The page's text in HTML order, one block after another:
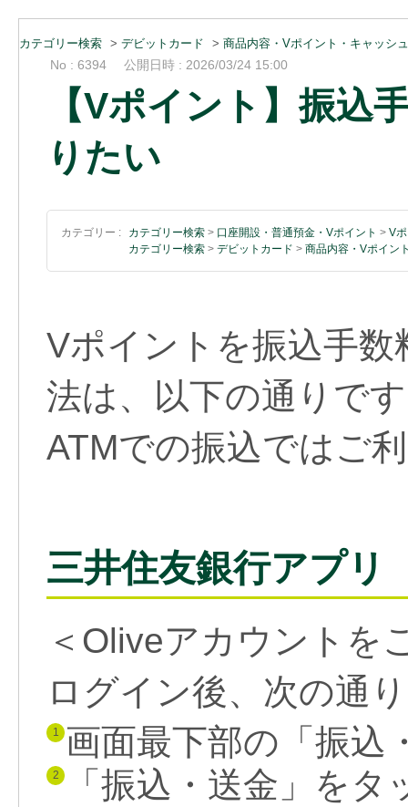
カテゴリー検索 > デビットカード > 商品内容・Vポイント・キャッシ
No : 6394 公開日時 : 2026/03/24 15:00
【Vポイント】振込
りたい
カテゴリー : カテゴリー検索 > 口座開設・普通預金・Vポイント > V
カテゴリー検索 > デビットカード > 商品内容・Vポイン
Vポイントを振込手
法は、以下の通りで
ATMでの振込ではご
三井住友銀行アプリ
＜Oliveアカウントを
ログイン後、次の通
1 画面最下部の「振込
2 「振込・送金」をタ